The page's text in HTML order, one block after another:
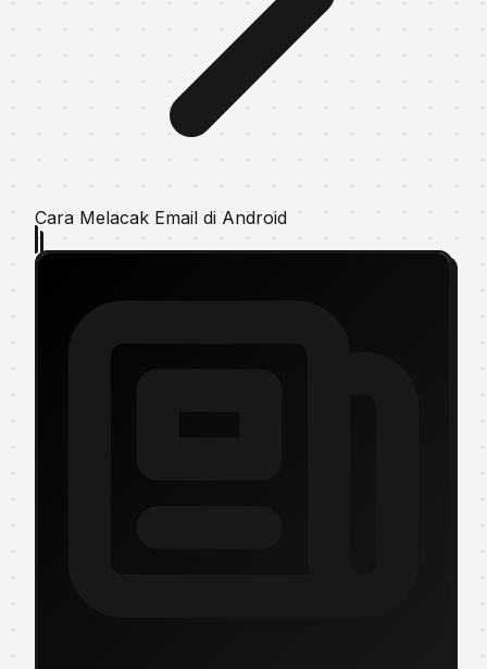
Cara Melacak Email di Android